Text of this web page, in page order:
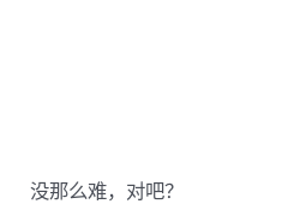
没那么难，对吧？